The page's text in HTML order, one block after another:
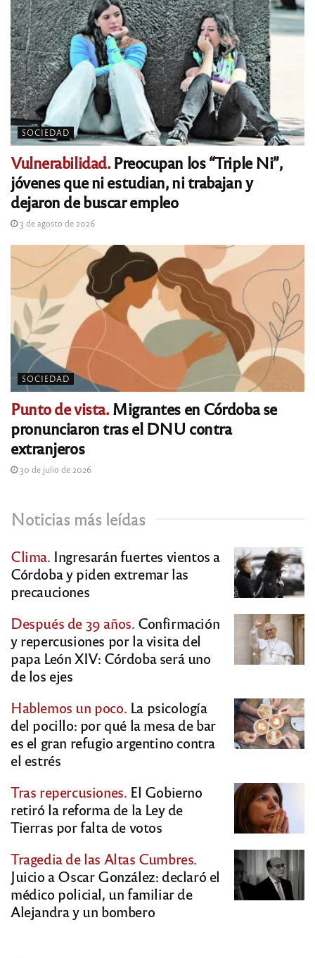
SOCIEDAD
Vulnerabilidad.Preocupan los “Triple Ni”,
jóvenes que ni estudian, ni trabajan y
dejaron de buscar empleo
3 de agosto de 2026
SOCIEDAD
Punto de vista.Migrantes en Córdoba se
pronunciaron tras el DNU contra
extranjeros
30 de julio de 2026
Noticias más leídas
Clima. Ingresarán fuertes vientos a
Córdoba y piden extremar las
precauciones
Después de 39 años. Confirmación
y repercusiones por la visita del
papa León XIV: Córdoba será uno
de los ejes
Hablemos un poco. La psicología
del pocillo: por qué la mesa de bar
es el gran refugio argentino contra
el estrés
Tras repercusiones. El Gobierno
retiró la reforma de la Ley de
Tierras por falta de votos
Tragedia de las Altas Cumbres.
Juicio a Oscar González: declaró el
médico policial, un familiar de
Alejandra y un bombero